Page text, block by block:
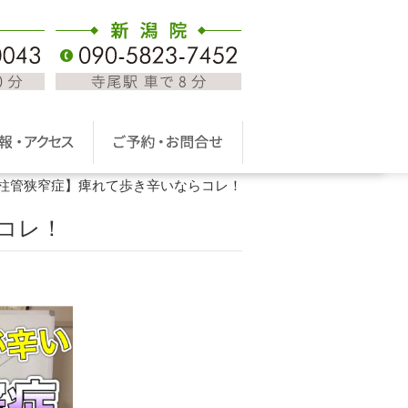
管狭窄症】痺れて歩き辛いならコレ！
レ！